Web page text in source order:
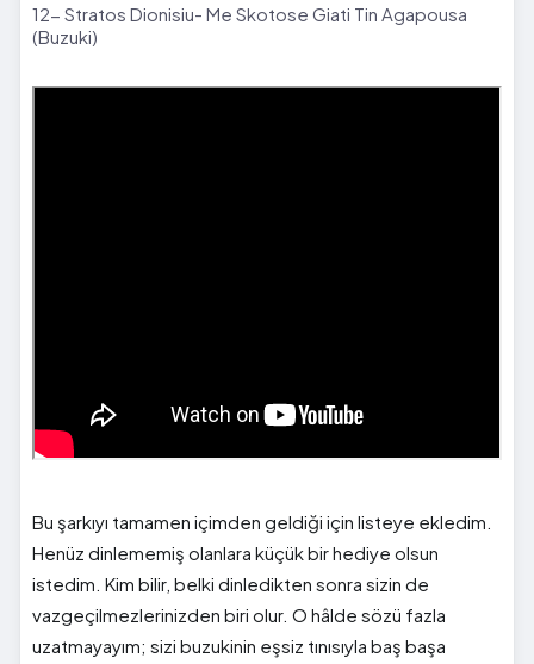
12- Stratos Dionisiu- Me Skotose Giati Tin Agapousa
(Buzuki)
Bu şarkıyı tamamen içimden geldiği için listeye ekledim.
Henüz dinlememiş olanlara küçük bir hediye olsun
istedim. Kim bilir, belki dinledikten sonra sizin de
vazgeçilmezlerinizden biri olur. O hâlde sözü fazla
uzatmayayım; sizi buzukinin eşsiz tınısıyla baş başa